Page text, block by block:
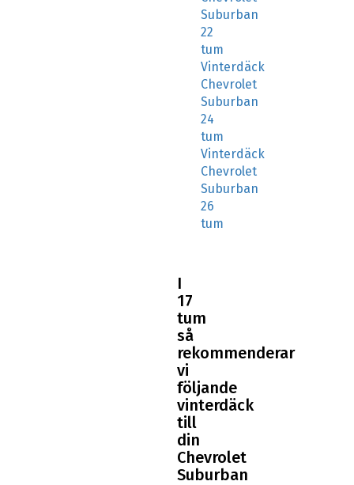
Suburban
22
tum
Vinterdäck
Chevrolet
Suburban
24
tum
Vinterdäck
Chevrolet
Suburban
26
tum
I
17
tum
så
rekommenderar
vi
följande
vinterdäck
till
din
Chevrolet
Suburban